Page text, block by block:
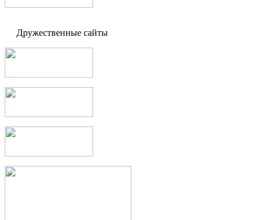
Дружественные сайты